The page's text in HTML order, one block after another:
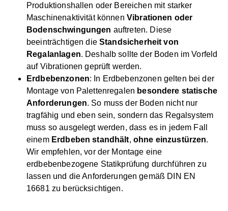
Produktionshallen oder Bereichen mit starker
Maschinenaktivität können Vibrationen oder
Bodenschwingungen auftreten. Diese
beeinträchtigen die Standsicherheit von
Regalanlagen. Deshalb sollte der Boden im Vorfeld
auf Vibrationen geprüft werden.
Erdbebenzonen: In Erdbebenzonen gelten bei der
Montage von Palettenregalen besondere statische
Anforderungen. So muss der Boden nicht nur
tragfähig und eben sein, sondern das Regalsystem
muss so ausgelegt werden, dass es in jedem Fall
einem Erdbeben standhält, ohne einzustürzen.
Wir empfehlen, vor der Montage eine
erdbebenbezogene Statikprüfung durchführen zu
lassen und die Anforderungen gemäß DIN EN
16681 zu berücksichtigen.